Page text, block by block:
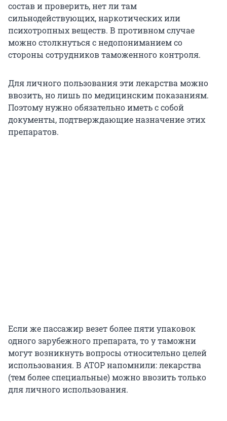
состав и проверить, нет ли там
сильнодействующих, наркотических или
психотропных веществ. В противном случае
можно столкнуться с недопониманием со
стороны сотрудников таможенного контроля.
Для личного пользования эти лекарства можно
ввозить, но лишь по медицинским показаниям.
Поэтому нужно обязательно иметь с собой
документы, подтверждающие назначение этих
препаратов.
Если же пассажир везет более пяти упаковок
одного зарубежного препарата, то у таможни
могут возникнуть вопросы относительно целей
использования. В АТОР напомнили: лекарства
(тем более специальные) можно ввозить только
для личного использования.